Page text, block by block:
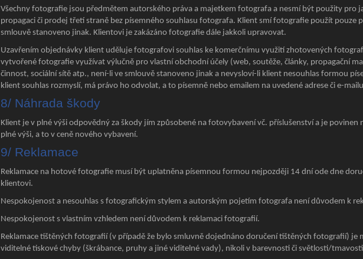
Všechny fotografie jsou předmětem autorského práva a majetkem fotografa a nesmí být použity pro
propagaci či prodej třetí straně bez písemného souhlasu fotografa. Klient smí fotografie použít pouze
smlouvě stanoveno jinak. Klientovi je zakázáno fotografie dále jakkoli upravovat.
Uzavřením objednávky klient uděluje fotografovi souhlas ke komerčnímu využití zhotovených
vytvořené fotografie využívat výlučně pro vlastní obchodní účely (web, soutěže, články, propagační
činnost, sociální sítě atp., není-li ve smlouvě stanoveno jinak a nevysloví-li klient nesouhlas formou
klient souhlas rozmyslí, má právo ho odvolat, a to písemně nebo emailem na uvedené adrese či e-
8/ Náhrada škody
Klient je v plné výši odpovědný za škody jím způsobené na fotovybavení vč. příslušenství a je
plné výši, a to v ceně nového vybavení.
9/ Reklamace
Reklamace na hotové fotografie musí být uplatněna písemnou formou nejpozději 14 dní ode dne
klientovi.
Nespokojenost a nesouhlas s fotografickým stylem a autorským pojetím fotografa není důvodem k
Nespokojenost s vlastním vzhledem není důvodem k reklamaci fotografií.
Reklamace tištěných fotografií (v případě že bylo smluvně dojednáno doručení tištěných fotografií) je
viditelné tiskové chyby (škrábance, pruhy a jiné viditelné vady), nikoli v barevnosti či světlosti/